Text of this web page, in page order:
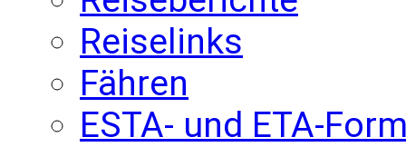
Reiselinks
Fähren
ESTA- und ETA-